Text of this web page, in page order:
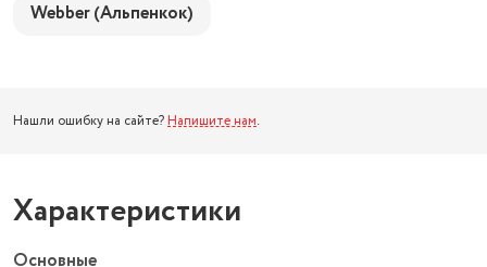
Webber (Альпенкок)
Нашли ошибку на сайте? Напишите нам.
Характеристики
Основные